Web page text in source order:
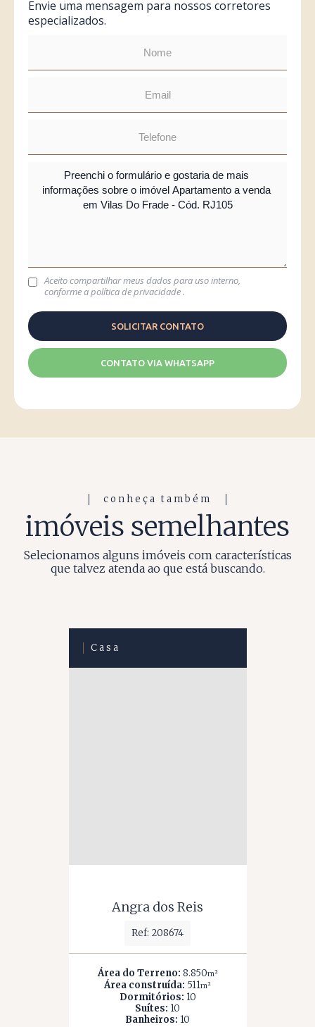
Envie uma mensagem para nossos corretores
especializados.
Aceito compartilhar meus dados para uso interno,
conforme apolítica de privacidade.
CONTATO VIA WHATSAPP
conheça também
imóveis semelhantes
Selecionamos alguns imóveis com características
que talvez atenda ao que está buscando.
Casa
Angra dos Reis
Ref: 208674
Área do Terreno: 8.850m²
Área construída: 511m²
Dormitórios: 10
Suítes: 10
Banheiros: 10